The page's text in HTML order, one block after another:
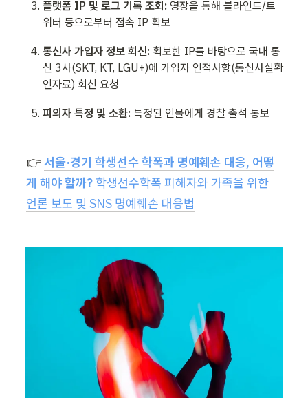
플랫폼 IP 및 로그 기록 조회: 영장을 통해 블라인드/트
위터 등으로부터 접속 IP 확보
통신사 가입자 정보 회신: 확보한 IP를 바탕으로 국내 통
신 3사(SKT, KT, LGU+)에 가입자 인적사항(통신사실확
인자료) 회신 요청
피의자 특정 및 소환: 특정된 인물에게 경찰 출석 통보
👉 서울·경기 학생선수 학폭과 명예훼손 대응, 어떻
게 해야 할까? 학생선수학폭 피해자와 가족을 위한
언론 보도 및 SNS 명예훼손 대응법